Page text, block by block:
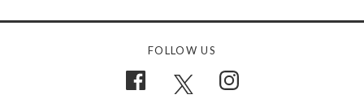
FOLLOW US